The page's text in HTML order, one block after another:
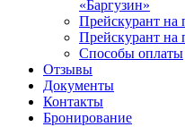
«Баргузин»
Прейскурант на
Прейскурант на
Способы оплаты
Отзывы
Документы
Контакты
Бронирование